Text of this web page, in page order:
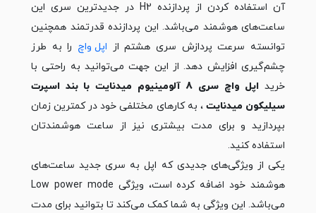
آن استفاده کردن از پردازنده H2 در جدیدترین سری این
ساعت‌های هوشمند می‌باشد. این پردازنده قدرتمند همچنین
توانسته سرعت پردازش سری هشتم از اپل واچ را به طرز
چشم‌گیری افزایش دهد. از این جهت می‌توانید به راحتی با
خرید
اپل واچ سری 8 آلومینیوم میدنایت با بند اسپرت
سیلیکون میدنایت
، به کارهای مختلفی خود در کم‎ترین زمان
بپردازید و برای مدت بیشتری نیز از ساعت هوشمندتان
استفاده کنید.
یکی از ویژگی‌های جدیدی که اپل به سری جدید ساعت‌های
هوشمند خود اضافه کرده است، ویژگی Low power mode
می‌باشد. این ویژگی به شما کمک می‌کند تا بتوانید برای مدت